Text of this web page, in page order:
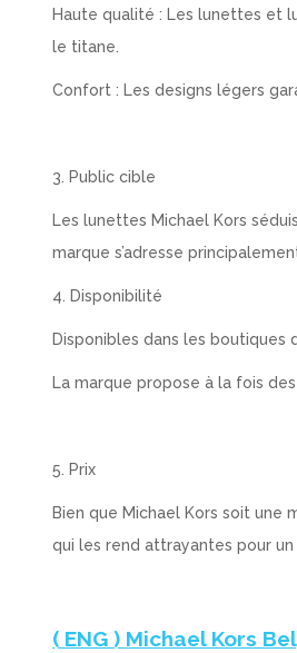
Haute qualité : Les lunettes et
le titane.
Confort : Les designs légers
3. Public cible
Les lunettes Michael Kors
marque s’adresse
4. Disponibilité
Disponibles dans les boutiques
La marque propose à la fois
5. Prix
Bien que Michael Kors soit une
qui les rend attrayantes pour un
( ENG ) Michael Kors